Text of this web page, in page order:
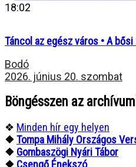
18:02
Táncol az egész város • A
Bodó
2026. június 20. szombat
Böngésszen az
❖ Minden hír egy helyen
❖Tompa Mihály Országos
❖ Gombaszögi Nyári Tábor
❖ Csengő Énekszó